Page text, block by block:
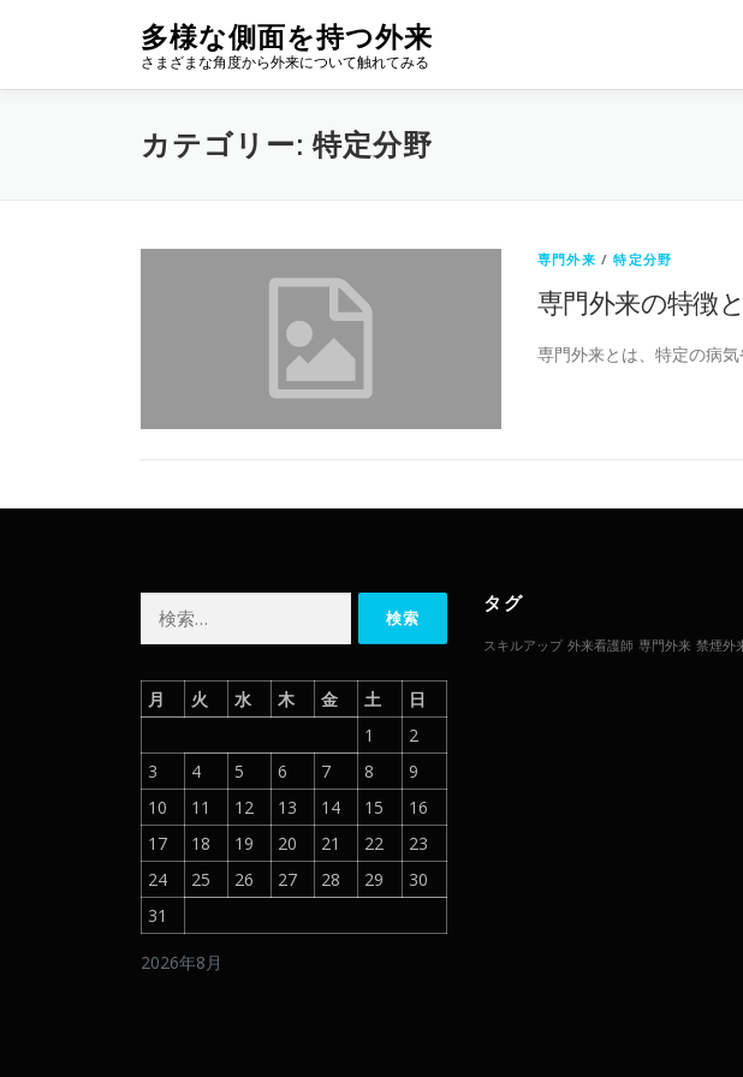
ン
多様な側面を持つ外来
さまざまな角度から外来について触れてみる
カテゴリー: 特定分野
専門外来 /特定分野
専門外来の特徴
専門外来とは、特定の病
2026年8月
月 火 水 木 金 土
日
1
2
3
4 5 6 7 8
9
10
11 12 13 14 15
16
17
18 19 20 21 22
23
24
25 26 27 28 29
30
31
タグ
スキルアップ 外来看護師 専門外来 禁煙外